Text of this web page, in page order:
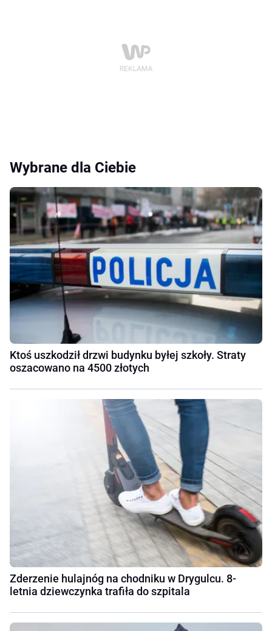
Wybrane dla Ciebie
Ktoś uszkodził drzwi budynku byłej szkoły. Straty
oszacowano na 4500 złotych
Zderzenie hulajnóg na chodniku w Drygulcu. 8-
letnia dziewczynka trafiła do szpitala